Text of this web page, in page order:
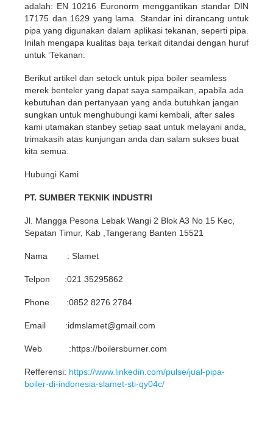
adalah: EN 10216 Euronorm menggantikan standar DIN
17175 dan 1629 yang lama. Standar ini dirancang untuk
pipa yang digunakan dalam aplikasi tekanan, seperti pipa.
Inilah mengapa kualitas baja terkait ditandai dengan huruf
untuk ‘Tekanan.
Berikut artikel dan setock untuk pipa boiler seamless
merek benteler yang dapat saya sampaikan, apabila ada
kebutuhan dan pertanyaan yang anda butuhkan jangan
sungkan untuk menghubungi kami kembali, after sales
kami utamakan stanbey setiap saat untuk melayani anda,
trimakasih atas kunjungan anda dan salam sukses buat
kita semua.
Hubungi Kami
PT. SUMBER TEKNIK INDUSTRI
Jl. Mangga Pesona Lebak Wangi 2 Blok A3 No 15 Kec,
Sepatan Timur, Kab ,Tangerang Banten 15521
Nama : Slamet
Telpon :021 35295862
Phone :0852 8276 2784
Email :idmslamet@gmail.com
Web :https://boilersburner.com
Refferensi: https://www.linkedin.com/pulse/jual-pipa-
boiler-di-indonesia-slamet-sti-qy04c/